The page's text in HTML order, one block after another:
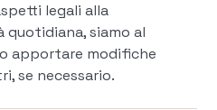
legali alla
siamo al
apportare modifiche
se necessario.